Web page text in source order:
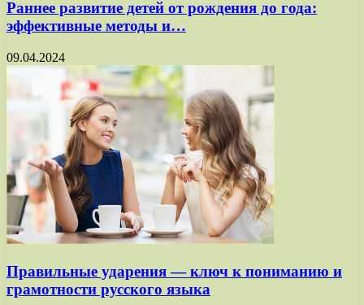
Раннее развитие детей от рождения до года:
эффективные методы и…
09.04.2024
Правильные ударения — ключ к пониманию и
грамотности русского языка